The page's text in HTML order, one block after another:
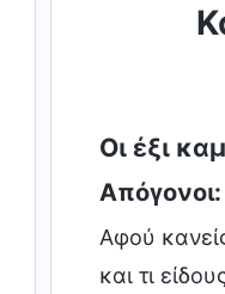
Οι έξι
Αφού
και τι